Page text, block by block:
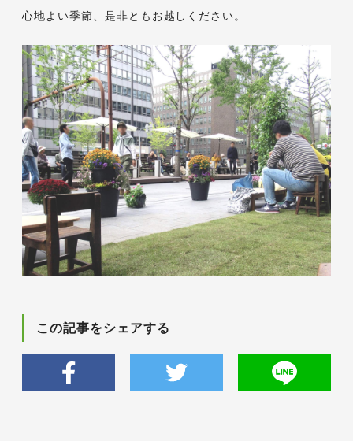
心地よい季節、是非ともお越しください。
この記事をシェアする